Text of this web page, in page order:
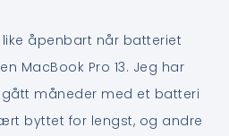
åpenbart når batteriet
MacBook Pro 13. Jeg har
måneder med et batteri
byttet for lengst, og andre